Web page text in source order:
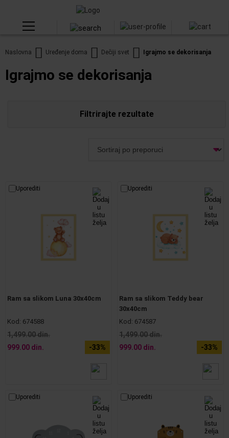
Naslovna Uređenje doma Dečiji svet Igrajmo se dekorisanja
Igrajmo se dekorisanja
Filtrirajte rezultate
Uporediti
Ram sa slikom Luna 30x40cm
Kod: 674588
1,499.00 din.
999.00 din.
-33%
Uporediti
Ram sa slikom Teddy bear
30x40cm
Kod: 674587
1,499.00 din.
999.00 din.
-33%
Uporediti Uporediti